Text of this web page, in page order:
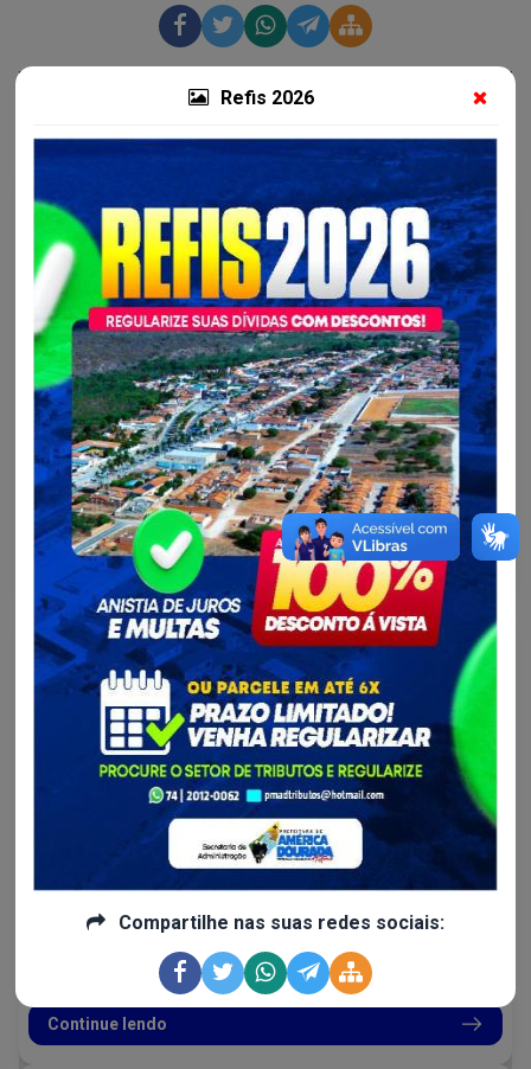
Refis 2026
Compartilhe nas suas redes sociais:
Mais notícias da Secretaria Municipal de Saúde -
Saúde - SESAU...
VACINÔMETRO DE AMÉRICA DOURADA
VACINÔMETRO
Continue lendo
Saúde - SESAU...
Semana do Bebê
Seu principal objetivo é assegurar a atenção adequada a
crianças de até 6 anos de idade.
Continue lendo